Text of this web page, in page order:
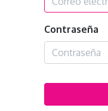
Contraseña